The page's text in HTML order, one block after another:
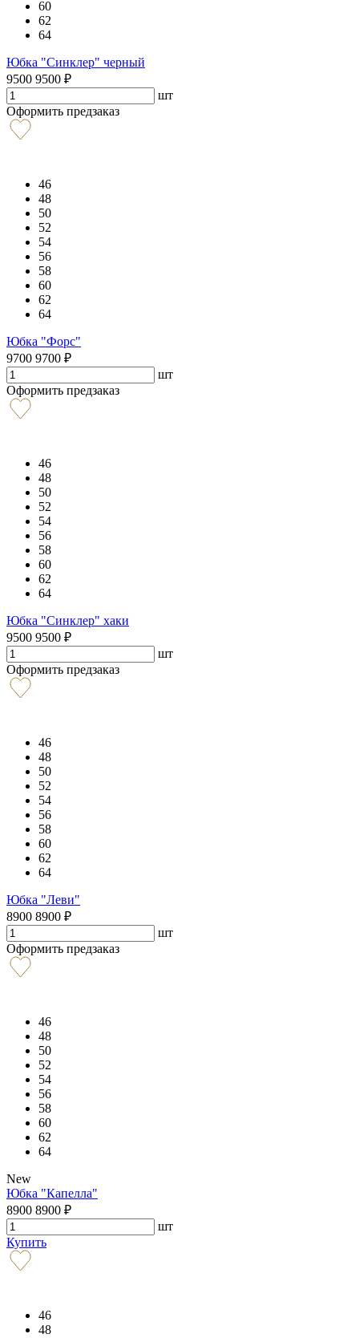
60
62
64
Юбка "Синклер" черный
9500 9500 ₽
шт
Оформить предзаказ
46
48
50
52
54
56
58
60
62
64
Юбка "Форс"
9700 9700 ₽
шт
Оформить предзаказ
46
48
50
52
54
56
58
60
62
64
Юбка "Синклер" хаки
9500 9500 ₽
шт
Оформить предзаказ
46
48
50
52
54
56
58
60
62
64
Юбка "Леви"
8900 8900 ₽
шт
Оформить предзаказ
46
48
50
52
54
56
58
60
62
64
New
Юбка "Капелла"
8900 8900 ₽
шт
Купить
46
48